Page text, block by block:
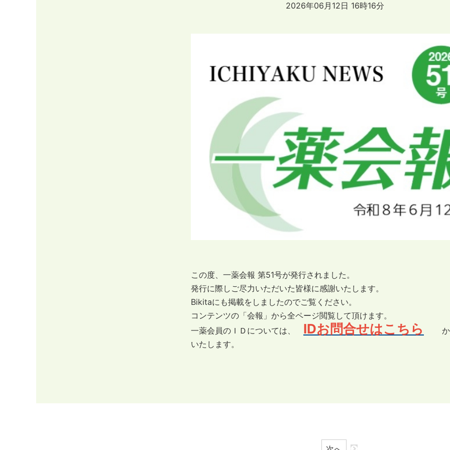
2026年06月12日 16時16分
この度、一薬会報 第51号が発行されました。
発行に際しご尽力いただいた皆様に感謝いたします。
Bikitaにも掲載をしましたのでご覧ください。
コンテンツの「会報」から全ページ閲覧して頂けます。
一薬会員のＩＤについては、 IDお問合せはこちら
か
いたします。